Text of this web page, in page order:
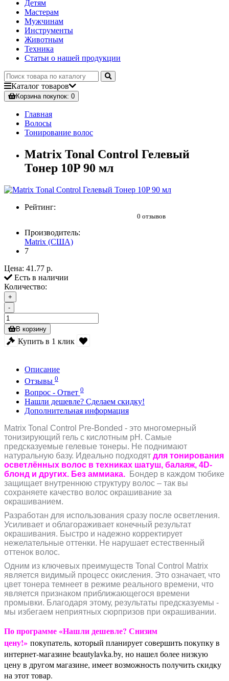
Детям
Мастерам
Мужчинам
Инструменты
Животным
Техника
Статьи о нашей продукции
Каталог товаров
Корзинапокупок: 0
Главная
Волосы
Тонирование волос
Matrix Tonal Control Гелевый
Тонер 10P 90 мл
Рейтинг:
0 отзывов
Производитель:
Matrix (США)
7
Цена: 41.77 р.
Есть в наличии
Количество:
+
-
В корзину
Купить в 1 клик
Описание
Отзывы 0
Вопрос - Ответ 0
Нашли дешевле? Сделаем скидку!
Дополнительная информация
Matrix Tonal Control Pre-Bonded - это многомерный
тонизирующий гель с кислотным pH. Самые
предсказуемые гелевые тонеры. Не поднимают
натуральную базу. Идеально подходят для тонирования
осветлённых волос в техниках шатуш, балаяж, 4D-
блонд и других. Без аммиака.
Бондер в каждом тюбике
защищает внутреннюю структуру волос – так вы
сохраняете качество волос окрашивание за
окрашиванием.
Разработан для использования сразу после осветления.
Усиливает и облагораживает конечный результат
окрашивания. Быстро и надежно корректирует
нежелательные оттенки. Не нарушает естественный
оттенок волос.
Одним из ключевых преимуществ Tonal Control Matrix
является видимый процесс окисления. Это означает, что
цвет тонера темнеет в режиме реального времени, что
является признаком приближающегося времени
промывки. Благодаря этому, результаты предсказуемы -
мы избегаем неприятных сюрпризов при окрашивании.
По программе «Нашли дешевле? Снизим
цену!» покупатель, который планирует совершить покупку в
интернет-магазине beautylavka.by, но нашел более низкую
цену в другом магазине, имеет возможность получить скидку
на этот товар.